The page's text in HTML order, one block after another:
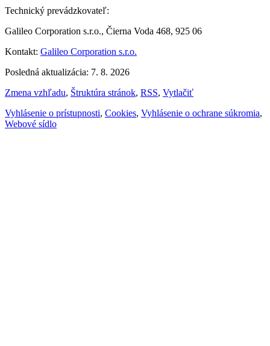
Technický prevádzkovateľ:
Galileo Corporation s.r.o., Čierna Voda 468, 925 06
Kontakt: Galileo Corporation s.r.o.
Posledná aktualizácia: 7. 8. 2026
Zmena vzhľadu, Štruktúra stránok, RSS, Vytlačiť
Vyhlásenie o prístupnosti, Cookies, Vyhlásenie o ochrane súkromia,
Webové sídlo